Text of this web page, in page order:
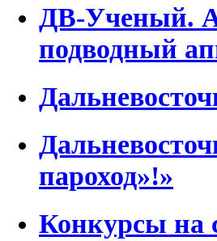
ДВ-Ученый.
подводный
пароход»!»
Конкурсы на